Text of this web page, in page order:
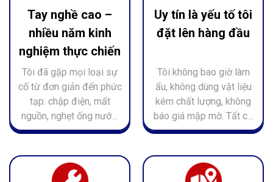
Tay nghề cao –
nhiều năm kinh
nghiệm thực chiến
Tôi đã gặp mọi loại sự
cố từ đơn giản đến phức
tạp: chập điện, mất
nguồn, nghẹt ống nước,
rò rỉ âm tường, hư phao
yếu… nên luôn đưa ra
hướng xử lý nhanh –
Uy tín là yếu tố tôi
đặt lên hàng đầu
Tôi không bao giờ làm
ẩu, không dùng vật liệu
kém chất lượng, không
báo giá mập mờ. Tất cả
đều minh bạch – rõ ràng